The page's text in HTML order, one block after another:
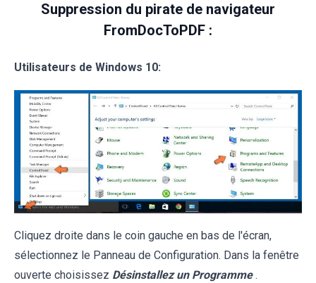
Suppression du pirate de navigateur
FromDocToPDF :
Utilisateurs de Windows 10:
Cliquez droite dans le coin gauche en bas de l'écran,
sélectionnez le Panneau de Configuration. Dans la fenêtre
ouverte choisissez Désinstallez un Programme .